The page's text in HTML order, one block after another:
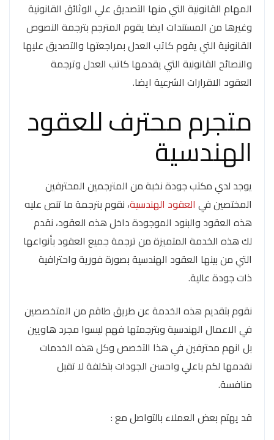
المهام القانونية التي منها التصديق علي الوثائق القانونية
وغيرها من المستندات ايضا يقوم المترجم بترجمة النصوص
القانونية التي يقوم كاتب العدل بمراجعتها والتصديق عليها
والنصائح القانونية التي يقدمها كاتب العدل وترجمة
العقود الاقرارات الشرعية ايضا.
متجرم محترف للعقود
الهندسية
يوجد لدي مكتب جودة نخبة من المترجمين المحترفين
المختصين في العقود الهندسية، نقوم بترجمة ما تنص عليه
هذه العقود والبنود الموجودة داخل هذه العقود، نقدم
لك هذه الخدمة المتميزة من ترجمة جميع العقود بأنواعها
التي من بينها العقود الهندسية بصورة فورية واحترافية
ذات جودة عالية.
نقوم بتقديم هذه الخدمة عن طريق طاقم من المتخصصين
في الاعمال الهندسية وبترجمتها فهم ليسوا مجرد هاويين
بل انهم محترفين في هذا التخصص وكل هذه الخدمات
نقدمها لكم باعلي واحسن الجودات بتكلفة لا تقبل
منافسة.
قد يهتم بعض العملاء بالتواصل مع :